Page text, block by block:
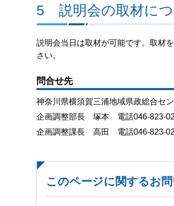
5 説明会の取材につ
説明会当日は取材が可能です。取材
さい。
問合せ先
神奈川県横須賀三浦地域県政総合セ
企画調整部長 塚本 電話046-823-
企画調整課長 高田 電話046-823-
このページに関するお